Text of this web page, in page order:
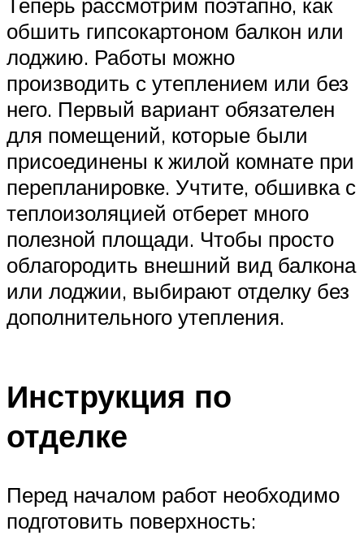
обшить гипсокартоном балкон или
лоджию. Работы можно
производить с утеплением или без
него. Первый вариант обязателен
для помещений, которые были
присоединены к жилой комнате при
перепланировке. Учтите, обшивка с
теплоизоляцией отберет много
полезной площади. Чтобы просто
облагородить внешний вид балкона
или лоджии, выбирают отделку без
дополнительного утепления.
Инструкция по
отделке
Перед началом работ необходимо
подготовить поверхность: